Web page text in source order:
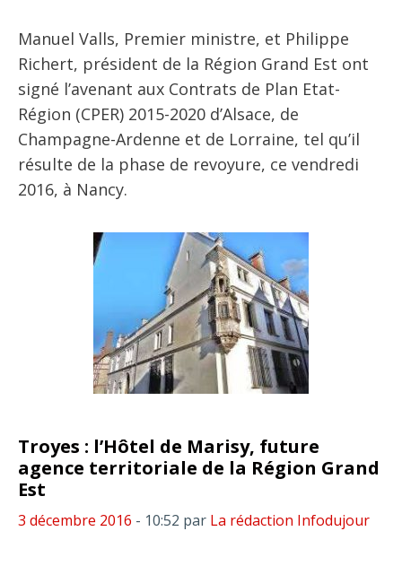
Manuel Valls, Premier ministre, et Philippe
Richert, président de la Région Grand Est ont
signé l’avenant aux Contrats de Plan Etat-
Région (CPER) 2015-2020 d’Alsace, de
Champagne-Ardenne et de Lorraine, tel qu’il
résulte de la phase de revoyure, ce vendredi
2016, à Nancy.
Troyes : l’Hôtel de Marisy, future
agence territoriale de la Région Grand
Est
3 décembre 2016 - 10:52 par La rédaction Infodujour